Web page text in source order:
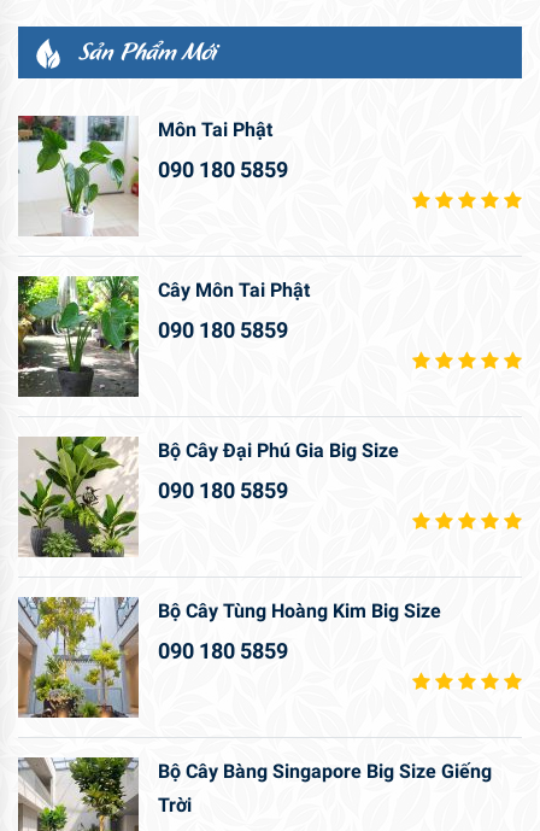
Sản Phẩm Mới
Môn Tai Phật
090 180 5859
Cây Môn Tai Phật
090 180 5859
Bộ Cây Đại Phú Gia Big Size
090 180 5859
Bộ Cây Tùng Hoàng Kim Big Size
090 180 5859
Bộ Cây Bàng Singapore Big Size Giếng
Trời